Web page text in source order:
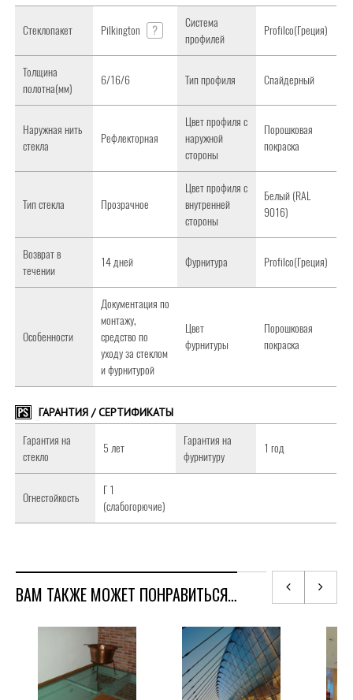
Стеклопакет Pilkington ?
Система
профилей
Profilco(Греция)
Толщина
полотна(мм)
6/16/6 Тип профиля Спайдерный
Наружная нить
стекла
Рефлекторная
Цвет профиля с
наружной
стороны
Порошковая
покраска
Тип стекла Прозрачное
Цвет профиля с
внутренней
стороны
Белый (RAL
9016)
Возврат в
течении
14 дней Фурнитура Profilco(Греция)
Особенности
Документация по
монтажу,
средство по
уходу за стеклом
и фурнитурой
Цвет
фурнитуры
Порошковая
покраска
ГАРАНТИЯ / СЕРТИФИКАТЫ
Гарантия на
стекло
5 лет
Гарантия на
фурнитуру
1 год
Огнестойкость
Г 1
(слабогорючие)
ВАМ ТАКЖЕ МОЖЕТ ПОНРАВИТЬСЯ…